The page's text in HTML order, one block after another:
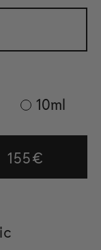
10ml
Regular
price
155€